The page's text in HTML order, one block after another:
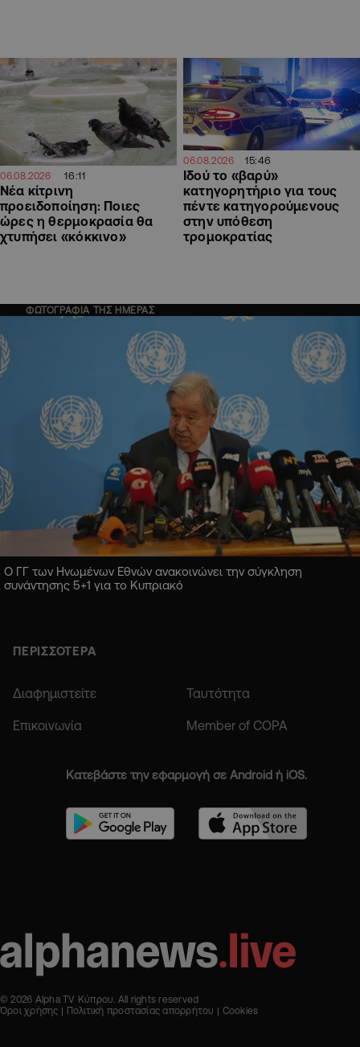
06.08.2026 16:11
Νέα κίτρινη
προειδοποίηση: Ποιες
ώρες η θερμοκρασία θα
χτυπήσει «κόκκινο»
06.08.2026 15:46
Ιδού το «βαρύ»
κατηγορητήριο για τους
πέντε κατηγορούμενους
στην υπόθεση
τρομοκρατίας
ΦΩΤΟΓΡΑΦΙΑ ΤΗΣ ΗΜΕΡΑΣ
Ο ΓΓ των Ηνωμένων Εθνών ανακοινώνει την σύγκληση
συνάντησης 5+1 για το Κυπριακό
ΠΕΡΙΣΣΟΤΕΡΑ
Διαφημιστείτε Ταυτότητα
Επικοινωνία Member of COPA
Κατεβάστε την εφαρμογή σε Android ή iOS.
© 2026 Alpha TV Κύπρου. All rights reserved
Όροι χρήσης
Πολιτική προστασίας απορρήτου Cookies